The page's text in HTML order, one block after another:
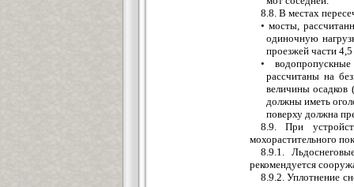
8.8. В местах
• мосты,
одиночную
проезжей части
•
рассчитаны на
величины осадков
должны иметь
поверху должна
8.9. При
мохорастительного
8.9.1.
рекомендуется
8.9.2. Уплотнение